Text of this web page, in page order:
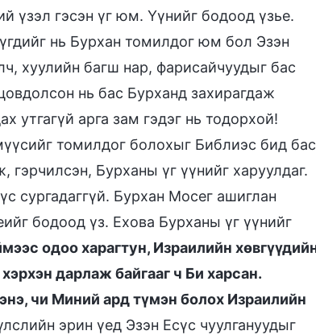
үзэл гэсэн үг юм. Үүнийг бодоод үзье.
нь Бурхан томилдог юм бол Эзэн
хуулийн багш нар, фарисайчуудыг бас
нь бас Бурханд захирагдаж
утгагүй арга зам гэдэг нь тодорхой!
томилдог болохыг Библиэс бид бас
Бурханы үг үүнийг харуулдаг.
сургадаггүй. Бурхан Мосег ашиглан
бодоод үз. Ехова Бурханы үг үүнийг
одоо харагтун, Израилийн
дарлаж байгааг ч Би харсан.
чи Миний ард түмэн болох Израилийн
эрин үед Эзэн Есүс чуулгануудыг